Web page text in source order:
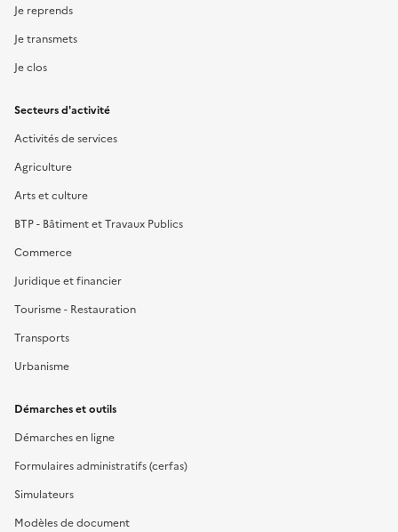
Je reprends
Je transmets
Je clos
Secteurs d'activité
Activités de services
Agriculture
Arts et culture
BTP - Bâtiment et Travaux Publics
Commerce
Juridique et financier
Tourisme - Restauration
Transports
Urbanisme
Démarches et outils
Démarches en ligne
Formulaires administratifs (cerfas)
Simulateurs
Modèles de document